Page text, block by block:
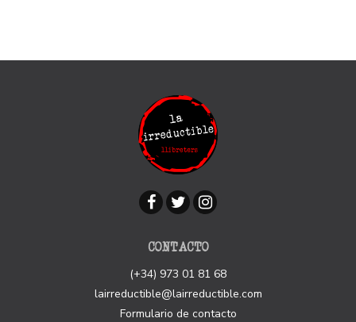
CONTACTO
(+34) 973 01 81 68
lairreductible@lairreductible.com
Formulario de contacto